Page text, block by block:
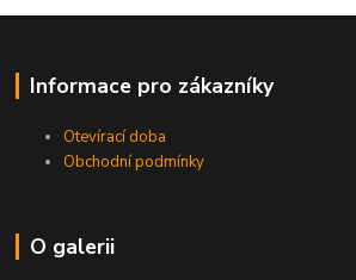
Informace pro zákazníky
Otevírací doba
Obchodní podmínky
O galerii